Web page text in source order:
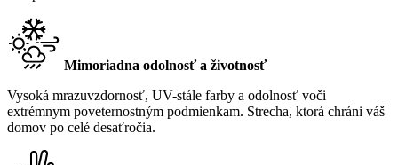
Mimoriadna odolnosť a životnosť
Vysoká mrazuvzdornosť, UV-stále farby a odolnosť voči
extrémnym poveternostným podmienkam. Strecha, ktorá chráni váš
domov po celé desaťročia.